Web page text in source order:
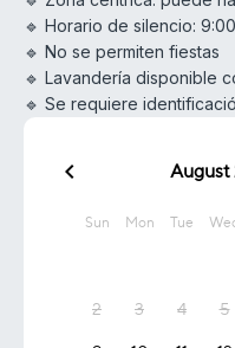
🔹 Horario de silencio:
🔹 No se permiten fiestas
🔹 Lavandería disponible
🔹 Se requiere